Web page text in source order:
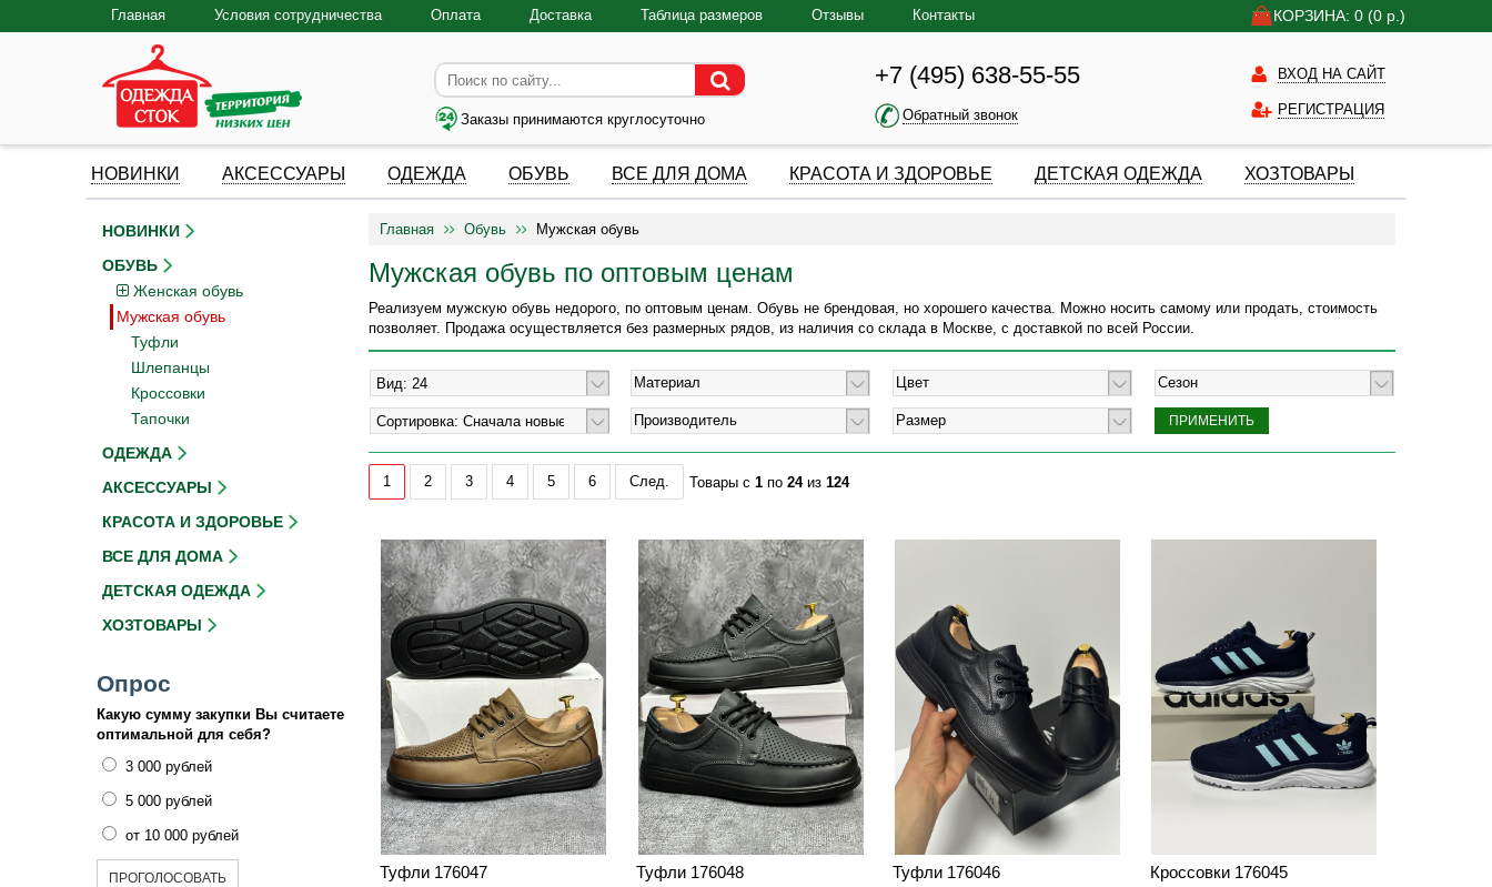
КОРЗИНА: 0 (0 р.)
Главная Условия сотрудничества Оплата Доставка Таблица размеров Отзывы Контакты
Заказы принимаются круглосуточно
+7 (495) 638-55-55
Обратный звонок
ВХОД НА САЙТ
РЕГИСТРАЦИЯ
НОВИНКИ АКСЕССУАРЫ ОДЕЖДА ОБУВЬ ВСЕ ДЛЯ ДОМА КРАСОТА И ЗДОРОВЬЕ ДЕТСКАЯ ОДЕЖДА ХОЗТОВАРЫ
НОВИНКИ
ОБУВЬ
Женская обувь
Мужская обувь
Туфли
Шлепанцы
Кроссовки
Тапочки
ОДЕЖДА
АКСЕССУАРЫ
КРАСОТА И ЗДОРОВЬЕ
ВСЕ ДЛЯ ДОМА
ДЕТСКАЯ ОДЕЖДА
ХОЗТОВАРЫ
Опрос
Какую сумму закупки Вы считаете
оптимальной для себя?
3 000 рублей
5 000 рублей
от 10 000 рублей
ПРОГОЛОСОВАТЬ
Главная Обувь Мужская обувь
Мужская обувь по оптовым ценам
Реализуем мужскую обувь недорого, по оптовым ценам. Обувь не брендовая, но хорошего качества. Можно носить самому или продать, стоимость
позволяет. Продажа осуществляется без размерных рядов, из наличия со склада в Москве, с доставкой по всей России.
Материал Цвет Сезон
Производитель Размер
1 2 3 4 5 6 След. Товары с 1по 24из 124
Туфли 176047
Туфли 176048
Туфли 176046
Кроссовки 176045